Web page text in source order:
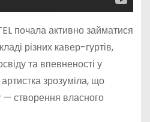
почала активно займатися
різних кавер-гуртів,
та впевненості у
зрозуміла, що
— створення власного